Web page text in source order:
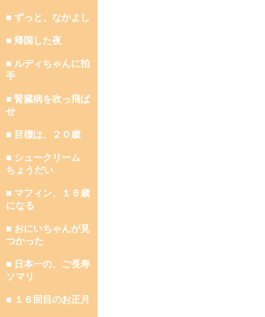
■ ずっと、なかよし
■ 帰国した夜
■ ルディちゃんに拍
手
■ 腎臓病を吹っ飛ば
せ
■ 目標は、２０歳
■ シュークリーム
ちょうだい
■ マフィン、１６歳
になる
■ おにいちゃんが見
つかった
■ 日本一の、ご長寿
ソマリ
■ １６回目のお正月